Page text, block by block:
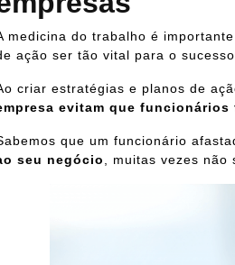
medicina do trabalho é
ação ser tão vital para o
criar estratégias e planos de
evitam que funcionários
que um funcionário
seu negócio
, muitas vezes